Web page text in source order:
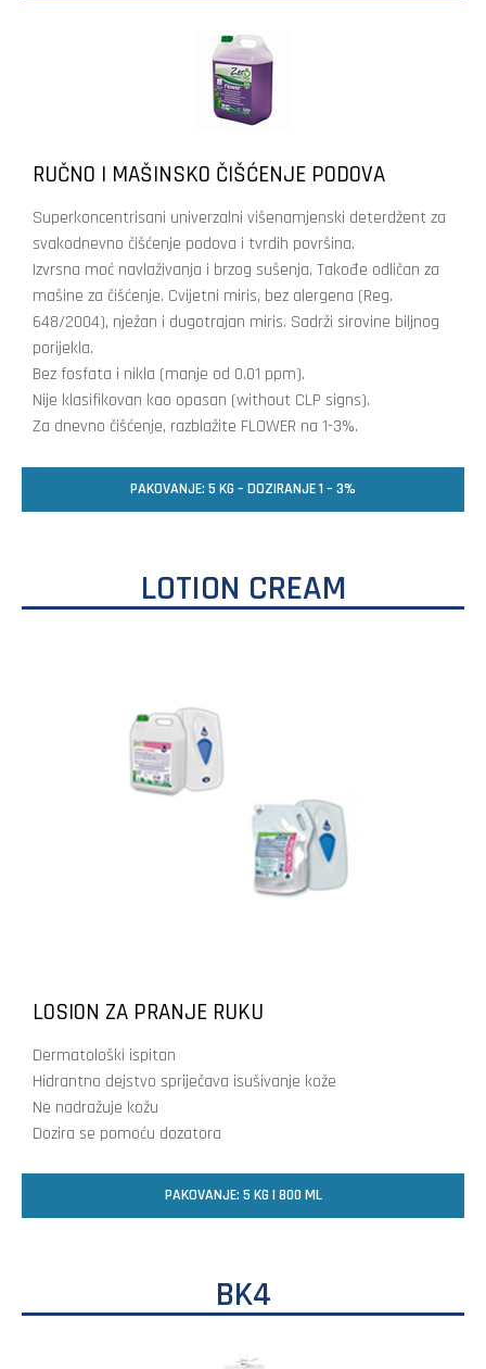
RUČNO I MAŠINSKO ČIŠĆENJE PODOVA
Superkoncentrisani univerzalni višenamjenski deterdžent za
svakodnevno čišćenje podova i tvrdih površina.
Izvrsna moć navlaživanja i brzog sušenja. Takođe odličan za
mašine za čišćenje. Cvijetni miris, bez alergena (Reg.
648/2004), nježan i dugotrajan miris. Sadrži sirovine biljnog
porijekla.
Bez fosfata i nikla (manje od 0.01 ppm).
Nije klasifikovan kao opasan (without CLP signs).
Za dnevno čišćenje, razblažite FLOWER na 1-3%.
PAKOVANJE: 5 KG – DOZIRANJE 1 – 3%
LOTION CREAM
LOSION ZA PRANJE RUKU
Dermatološki ispitan
Hidrantno dejstvo spriječava isušivanje kože
Ne nadražuje kožu
Dozira se pomoću dozatora
PAKOVANJE: 5 KG I 800 ML
BK4